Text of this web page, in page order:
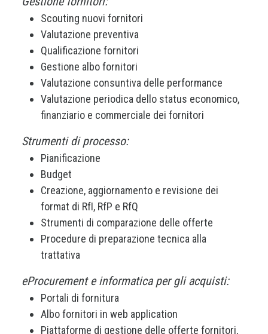
Scouting nuovi fornitori
Valutazione preventiva
Qualificazione fornitori
Gestione albo fornitori
Valutazione consuntiva delle performance
Valutazione periodica dello status economico,
finanziario e commerciale dei fornitori
Strumenti di processo:
Pianificazione
Budget
Creazione, aggiornamento e revisione dei
format di RfI, RfP e RfQ
Strumenti di comparazione delle offerte
Procedure di preparazione tecnica alla
trattativa
eProcurement e informatica per gli acquisti:
Portali di fornitura
Albo fornitori in web application
Piattaforme di gestione delle offerte fornitori,